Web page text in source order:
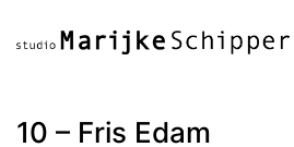
10 – Fris Edam